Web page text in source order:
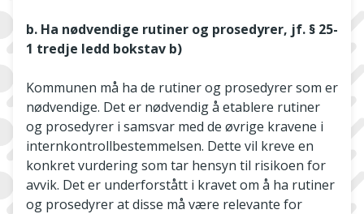
b. Ha nødvendige rutiner og prosedyrer, jf. § 25-
1 tredje ledd bokstav b)
Kommunen må ha de rutiner og prosedyrer som er
nødvendige. Det er nødvendig å etablere rutiner
og prosedyrer i samsvar med de øvrige kravene i
internkontrollbestemmelsen. Dette vil kreve en
konkret vurdering som tar hensyn til risikoen for
avvik. Det er underforstått i kravet om å ha rutiner
og prosedyrer at disse må være relevante for